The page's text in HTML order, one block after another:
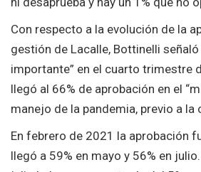
Con respecto a la evolución de la
gestión de Lacalle, Bottinelli señaló
importante” en el cuarto trimestre
llegó al 66% de aprobación en el
manejo de la pandemia, previo a la
En febrero de 2021 la aprobación
llegó a 59% en mayo y 56% en